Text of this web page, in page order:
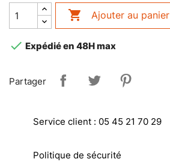
 Ajouter au panier
 Expédié en 48H max
Partager
Service client : 05 45 21 70 29
Politique de sécurité